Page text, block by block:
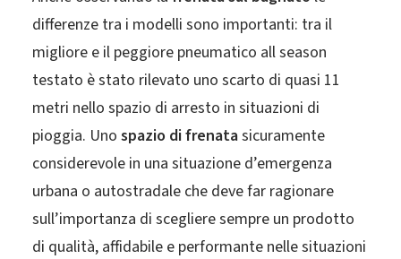
differenze tra i modelli sono importanti: tra il
migliore e il peggiore pneumatico all season
testato è stato rilevato uno scarto di quasi 11
metri nello spazio di arresto in situazioni di
pioggia. Uno spazio di frenatasicuramente
considerevole in una situazione d’emergenza
urbana o autostradale che deve far ragionare
sull’importanza di scegliere sempre un prodotto
di qualità, affidabile e performante nelle situazioni